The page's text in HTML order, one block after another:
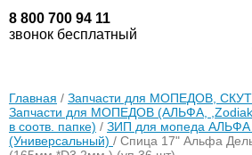
8 800 700 94 11
звонок бесплатный
Главная / Запчасти для МОПЕДОВ,
Запчасти для МОПЕДОВ (АЛЬФА,
в соотв. папке) / ЗИП для мопеда
(Универсальный) / Спица 17" Альфа